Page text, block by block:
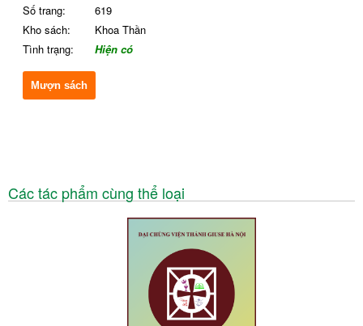
Số trang:
619
Kho sách:
Khoa Thần
Tình trạng:
Hiện có
Mượn sách
Các tác phẩm cùng thể loại